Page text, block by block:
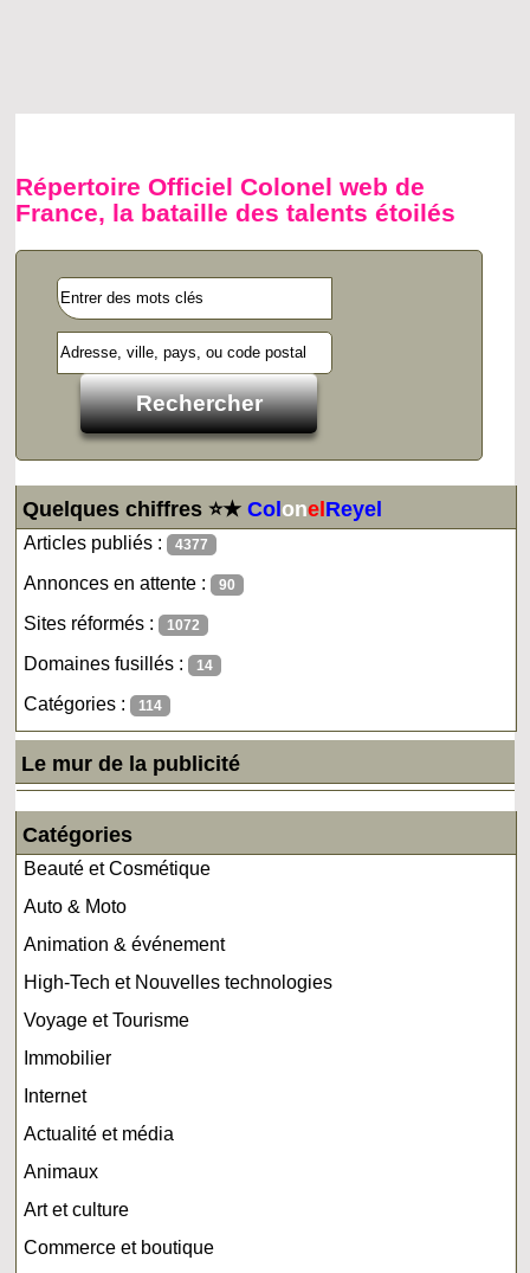
Répertoire Officiel Colonel web de
France, la bataille des talents étoilés
Quelques chiffres ⭐★ColonelReyel
Articles publiés : 4377
Annonces en attente : 90
Sites réformés : 1072
Domaines fusillés : 14
Catégories : 114
Le mur de la publicité
Catégories
Beauté et Cosmétique
Auto & Moto
Animation & événement
High-Tech et Nouvelles technologies
Voyage et Tourisme
Immobilier
Internet
Actualité et média
Animaux
Art et culture
Commerce et boutique